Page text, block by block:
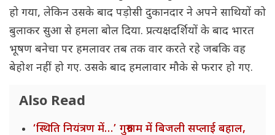
हो गया, लेकिन उसके बाद पड़ोसी दुकानदार ने अपने साथियों को
बुलाकर सुआ से हमला बोल दिया. प्रत्यक्षदर्शियों के बाद भारत
भूषण बनेचा पर हमलावर तब तक वार करते रहे जबकि वह
बेहोश नहीं हो गए. उसके बाद हमलावार मौके से फरार हो गए.
Also Read
‘स्थिति नियंत्रण में…’ गुरुग्राम में बिजली सप्लाई बहाल,